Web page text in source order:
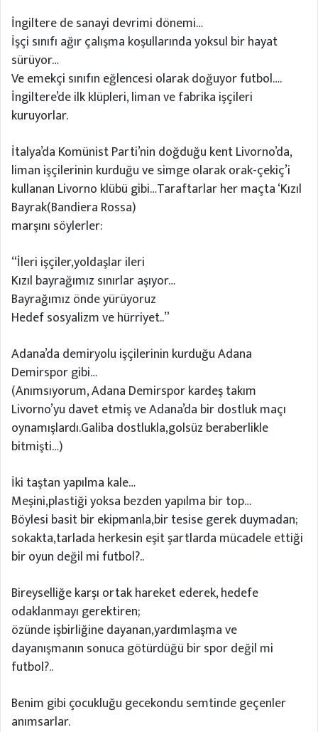
İngiltere de sanayi devrimi dönemi…
İşçi sınıfı ağır çalışma koşullarında yoksul bir hayat
sürüyor…
Ve emekçi sınıfın eğlencesi olarak doğuyor futbol….
İngiltere’de ilk klüpleri, liman ve fabrika işçileri
kuruyorlar.
İtalya’da Komünist Parti’nin doğduğu kent Livorno’da,
liman işçilerinin kurduğu ve simge olarak orak-çekiç’i
kullanan Livorno klübü gibi…Taraftarlar her maçta ‘Kızıl
Bayrak(Bandiera Rossa)
marşını söylerler:
“İleri işçiler,yoldaşlar ileri
Kızıl bayrağımız sınırlar aşıyor…
Bayrağımız önde yürüyoruz
Hedef sosyalizm ve hürriyet..”
Adana’da demiryolu işçilerinin kurduğu Adana
Demirspor gibi…
(Anımsıyorum, Adana Demirspor kardeş takım
Livorno’yu davet etmiş ve Adana’da bir dostluk maçı
oynamışlardı.Galiba dostlukla,golsüz beraberlikle
bitmişti…)
İki taştan yapılma kale…
Meşini,plastiği yoksa bezden yapılma bir top…
Böylesi basit bir ekipmanla,bir tesise gerek duymadan;
sokakta,tarlada herkesin eşit şartlarda mücadele ettiği
bir oyun değil mi futbol?..
Bireyselliğe karşı ortak hareket ederek, hedefe
odaklanmayı gerektiren;
özünde işbirliğine dayanan,yardımlaşma ve
dayanışmanın sonuca götürdüğü bir spor değil mi
futbol?..
Benim gibi çocukluğu gecekondu semtinde geçenler
anımsarlar.